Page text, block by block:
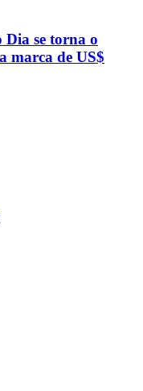
se torna o
marca de US$